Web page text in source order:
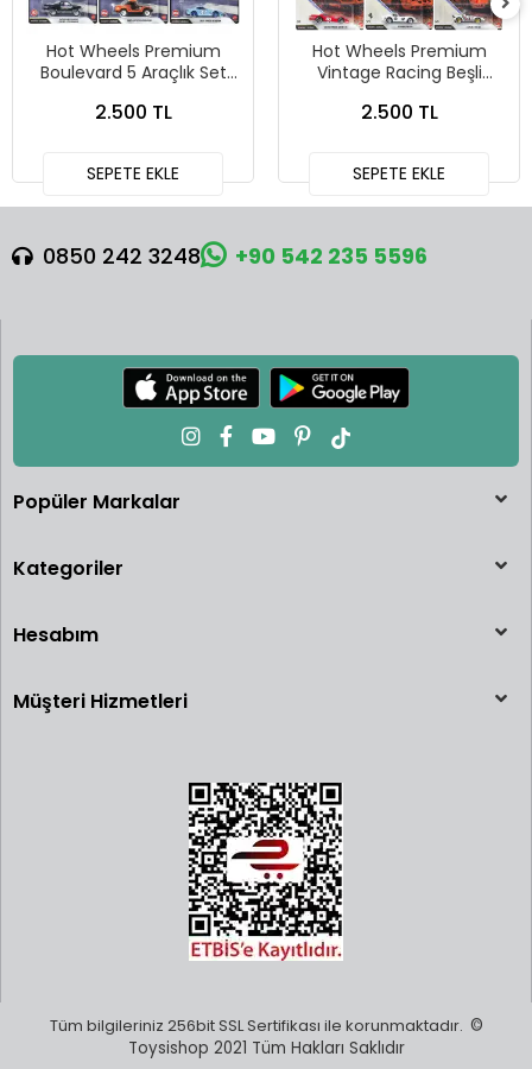
Hot Wheels Premium
Boulevard 5 Araçlık Set
2.500 TL
SEPETE EKLE
Hot Wheels Premium
Vintage Racing Beşli
2.500 TL
SEPETE EKLE
0850 242 3248 +90 542 235 5596
Popüler Markalar
Kategoriler
Hesabım
Müşteri Hizmetleri
Tüm bilgileriniz 256bit SSL Sertifikası ile korunmaktadır. ©
Toysishop 2021 Tüm Hakları Saklıdır